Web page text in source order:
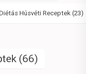
Húsvéti Receptek(23)
(66)